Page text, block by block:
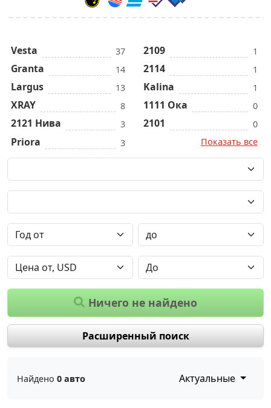
Vesta 37
Granta 14
Largus 13
XRAY 8
2121 Нива 3
Priora 3
2109 1
2114 1
Kalina 1
1111 Ока 0
2101
0
Показать все
Ничего не найдено
Расширенный поиск
Найдено 0 авто Актуальные